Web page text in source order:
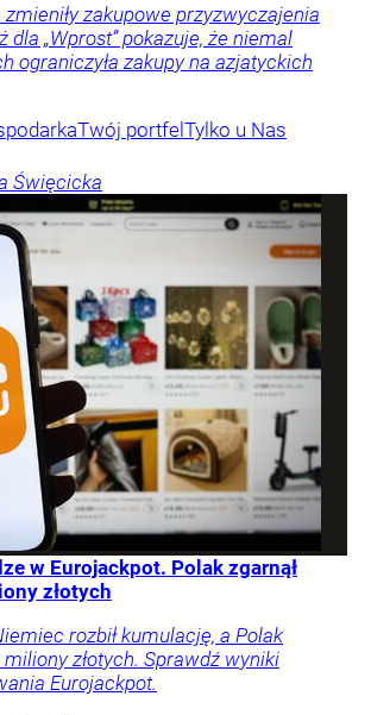
zmieniły zakupowe przyzwyczajenia
dla „Wprost” pokazuje, że niemal
ograniczyła zakupy na azjatyckich
Twój portfelTylko u Nas
Święcicka
w Eurojackpot. Polak zgarnął
złotych
rozbił kumulację, a Polak
miliony złotych. Sprawdź wyniki
Eurojackpot.